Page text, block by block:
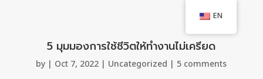
5 มุมมองการใช้ชีวิตให้ทำงานไม่เครียด
by | Oct 7, 2022 | Uncategorized | 5 comments
EN